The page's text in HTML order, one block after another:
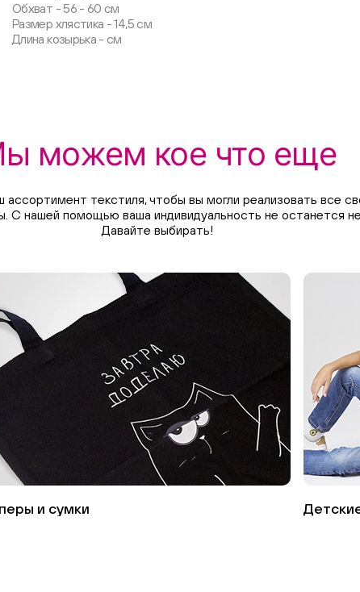
Обхват - 56 - 60 см
Размер хлястика - 14,5 см
Длина козырька - см
можем кое что еще
текстиля, чтобы вы могли реализовать все
С нашей помощью ваша индивидуальность не останется
Давайте выбирать!
и сумки